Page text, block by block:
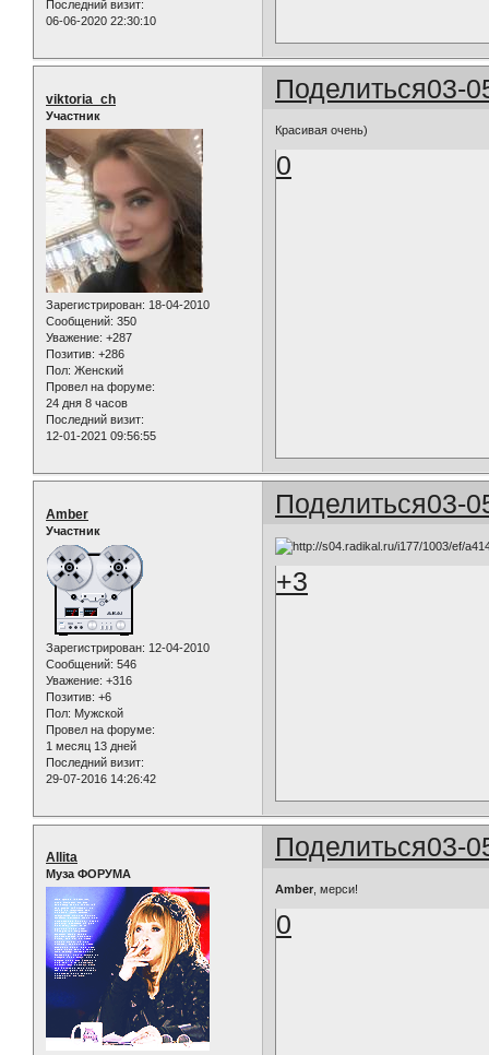
Последний визит:
06-06-2020 22:30:10
Поделиться03-
viktoria_ch
Участник
Зарегистрирован: 18-04-2010
Сообщений: 350
Уважение: +287
Позитив: +286
Пол: Женский
Провел на форуме:
24 дня 8 часов
Последний визит:
12-01-2021 09:56:55
Красивая очень)
0
Поделиться03-
Amber
Участник
Зарегистрирован: 12-04-2010
Сообщений: 546
Уважение: +316
Позитив: +6
Пол: Мужской
Провел на форуме:
1 месяц 13 дней
Последний визит:
29-07-2016 14:26:42
+3
Поделиться03-
Allita
Муза ФОРУМА
Amber , мерси!
0